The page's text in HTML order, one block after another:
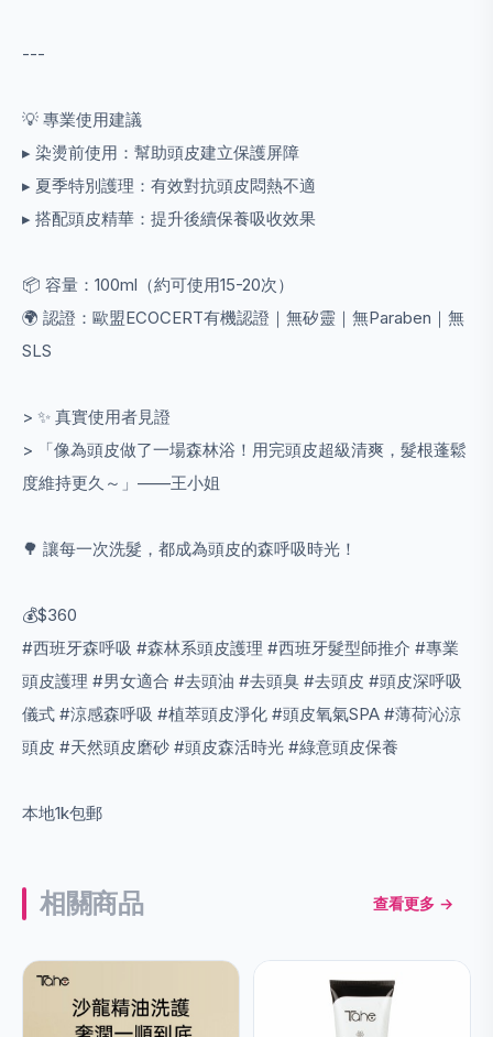
---
💡 專業使用建議
▸ 染燙前使用：幫助頭皮建立保護屏障
▸ 夏季特別護理：有效對抗頭皮悶熱不適
▸ 搭配頭皮精華：提升後續保養吸收效果
📦 容量：100ml（約可使用15-20次）
🌍 認證：歐盟ECOCERT有機認證｜無矽靈｜無Paraben｜無
SLS
> ✨ 真實使用者見證
> 「像為頭皮做了一場森林浴！用完頭皮超級清爽，髮根蓬鬆
度維持更久～」——王小姐
🌳 讓每一次洗髮，都成為頭皮的森呼吸時光！
💰$360
#西班牙森呼吸 #森林系頭皮護理 #西班牙髮型師推介 #專業
頭皮護理 #男女適合 #去頭油 #去頭臭 #去頭皮 #頭皮深呼吸
儀式 #涼感森呼吸 #植萃頭皮淨化 #頭皮氧氣SPA #薄荷沁涼
頭皮 #天然頭皮磨砂 #頭皮森活時光 #綠意頭皮保養
本地1k包郵
相關商品 查看更多 →